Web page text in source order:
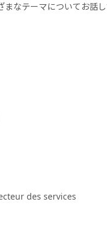
なテーマについてお話
des services